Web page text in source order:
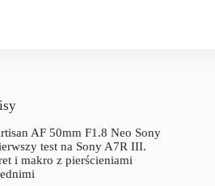
AF 50mm F1.8 Neo Sony
test na Sony A7R III.
i makro z pierścieniami